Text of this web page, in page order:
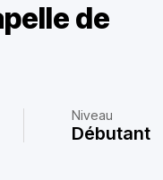
de
Niveau
Débutant